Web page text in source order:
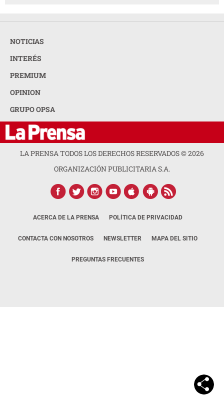
NOTICIAS
INTERÉS
PREMIUM
OPINION
GRUPO OPSA
LA PRENSA TODOS LOS DERECHOS RESERVADOS ©2026
ORGANIZACIÓN PUBLICITARIA S.A.
ACERCA DE LA PRENSA POLÍTICA DE PRIVACIDAD
CONTACTA CON NOSOTROS NEWSLETTER MAPA DEL SITIO
PREGUNTAS FRECUENTES